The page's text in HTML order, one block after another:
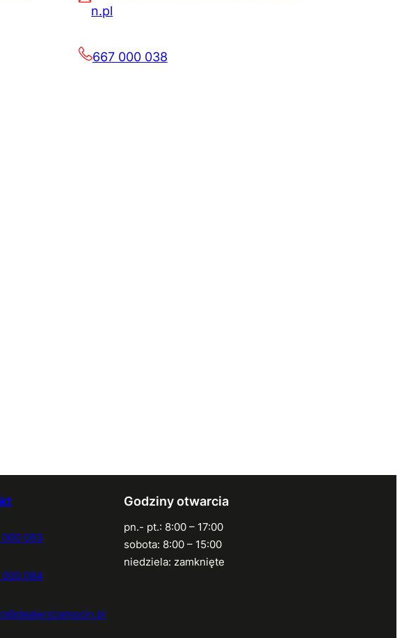
n.pl
667 000 038
000 083
000 084
Godziny otwarcia
pn.- pt.: 8:00 – 17:00
sobota: 8:00 – 15:00
niedziela: zamknięte